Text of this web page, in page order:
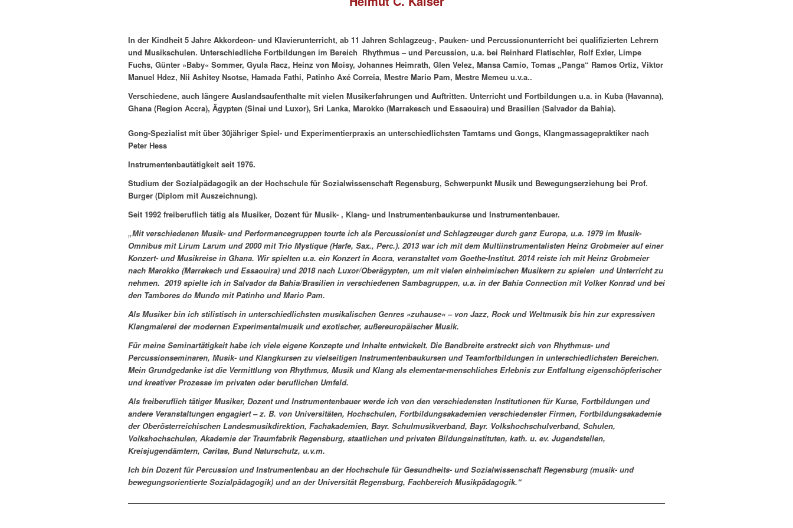
In der Kindheit 5 Jahre Akkordeon- und Klavierunterricht, ab 11 Jahren Schlagzeug-, Pauken- und Percussionunterricht bei qualifizierten Lehrern
und Musikschulen. Unterschiedliche Fortbildungen im Bereich Rhythmus – und Percussion, u.a. bei Reinhard Flatischler, Rolf Exler, Limpe
Fuchs, Günter »Baby« Sommer, Gyula Racz, Heinz von Moisy, Johannes Heimrath, Glen Velez, Mansa Camio, Tomas „Panga“ Ramos Ortiz, Viktor
Manuel Hdez, Nii Ashitey Nsotse, Hamada Fathi, Patinho Axé Correia, Mestre Mario Pam, Mestre Memeu u.v.a..
Verschiedene, auch längere Auslandsaufenthalte mit vielen Musikerfahrungen und Auftritten. Unterricht und Fortbildungen u.a. in Kuba (Havanna),
Ghana (Region Accra), Ägypten (Sinai und Luxor), Sri Lanka, Marokko (Marrakesch und Essaouira) und Brasilien (Salvador da Bahia).
Gong-Spezialist mit über 30jähriger Spiel- und Experimentierpraxis an unterschiedlichsten Tamtams und Gongs, Klangmassagepraktiker nach
Peter Hess
Instrumentenbautätigkeit seit 1976.
Studium der Sozialpädagogik an der Hochschule für Sozialwissenschaft Regensburg, Schwerpunkt Musik und Bewegungserziehung bei Prof.
Burger (Diplom mit Auszeichnung).
Seit 1992 freiberuflich tätig als Musiker, Dozent für Musik- , Klang- und Instrumentenbaukurse und Instrumentenbauer.
„Mit verschiedenen Musik- und Performancegruppen tourte ich als Percussionist und Schlagzeuger durch ganz Europa, u.a. 1979 im Musik-
Omnibus mit Lirum Larum und 2000 mit Trio Mystique (Harfe, Sax., Perc.). 2013 war ich mit dem Multiinstrumentalisten Heinz Grobmeier auf einer
Konzert- und Musikreise in Ghana. Wir spielten u.a. ein Konzert in Accra, veranstaltet vom Goethe-Institut. 2014 reiste ich mit Heinz Grobmeier
nach Marokko (Marrakech und Essaouira) und 2018 nach Luxor/Oberägypten, um mit vielen einheimischen Musikern zu spielen und Unterricht zu
nehmen. 2019 spielte ich in Salvador da Bahia/Brasilien in verschiedenen Sambagruppen, u.a. in der Bahia Connection mit Volker Konrad und bei
den Tambores do Mundo mit Patinho und Mario Pam.
Als Musiker bin ich stilistisch in unterschiedlichsten musikalischen Genres »zuhause« – von Jazz, Rock und Weltmusik bis hin zur expressiven
Klangmalerei der modernen Experimentalmusik und exotischer, außereuropäischer Musik.
Für meine Seminartätigkeit habe ich viele eigene Konzepte und Inhalte entwickelt. Die Bandbreite erstreckt sich von Rhythmus- und
Percussionseminaren, Musik- und Klangkursen zu vielseitigen Instrumentenbaukursen und Teamfortbildungen in unterschiedlichsten Bereichen.
Mein Grundgedanke ist die Vermittlung von Rhythmus, Musik und Klang als elementar-menschliches Erlebnis zur Entfaltung eigenschöpferischer
und kreativer Prozesse im privaten oder beruflichen Umfeld.
Als freiberuflich tätiger Musiker, Dozent und Instrumentenbauer werde ich von den verschiedensten Institutionen für Kurse, Fortbildungen und
andere Veranstaltungen engagiert – z. B. von Universitäten, Hochschulen, Fortbildungsakademien verschiedenster Firmen, Fortbildungsakademie
der Oberösterreichischen Landesmusikdirektion, Fachakademien, Bayr. Schulmusikverband, Bayr. Volkshochschulverband, Schulen,
Volkshochschulen, Akademie der Traumfabrik Regensburg, staatlichen und privaten Bildungsinstituten, kath. u. ev. Jugendstellen,
Kreisjugendämtern, Caritas, Bund Naturschutz, u.v.m.
Ich bin Dozent für Percussion und Instrumentenbau an der Hochschule für Gesundheits- und Sozialwissenschaft Regensburg (musik- und
bewegungsorientierte Sozialpädagogik) und an der Universität Regensburg, Fachbereich Musikpädagogik.“